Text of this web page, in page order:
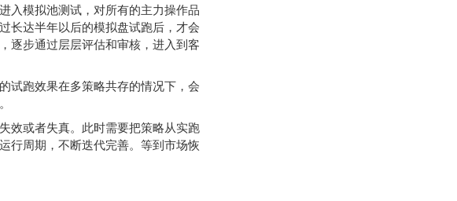
模拟池测试，对所有的主力操作品
长达半年以后的模拟盘试跑后，才会
逐步通过层层评估和审核，进入到客
跑效果在多策略共存的情况下，会
或者失真。此时需要把策略从实跑
行周期，不断迭代完善。等到市场恢